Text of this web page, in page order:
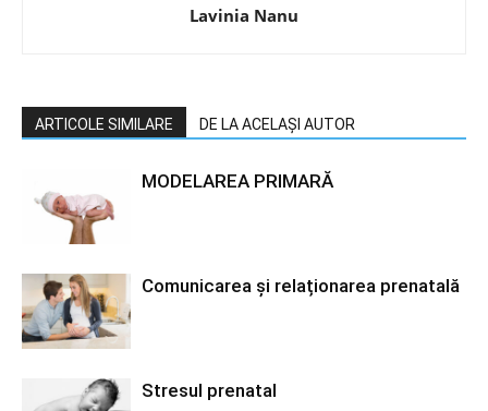
Lavinia Nanu
ARTICOLE SIMILARE DE LA ACELAȘI AUTOR
MODELAREA PRIMARĂ
Comunicarea și relaționarea prenatală
Stresul prenatal